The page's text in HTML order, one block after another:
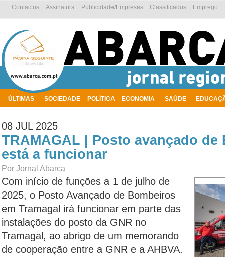
ÚLTIMAS SOCIEDADE POLÍTICA ECONOMIA SAÚDE
Emprego
Classificados
Publicidade/Empresas
Assinatura
Contactos
08 JUL 2025
TRAMAGAL | Posto avançado de
está a funcionar
Por Jornal Abarca
Com início de funções a 1 de julho de
2025, o Posto Avançado de Bombeiros
em Tramagal irá funcionar em parte das
instalações do posto da GNR no
Tramagal, ao abrigo de um memorando
de cooperação entre a GNR e a AHBVA.